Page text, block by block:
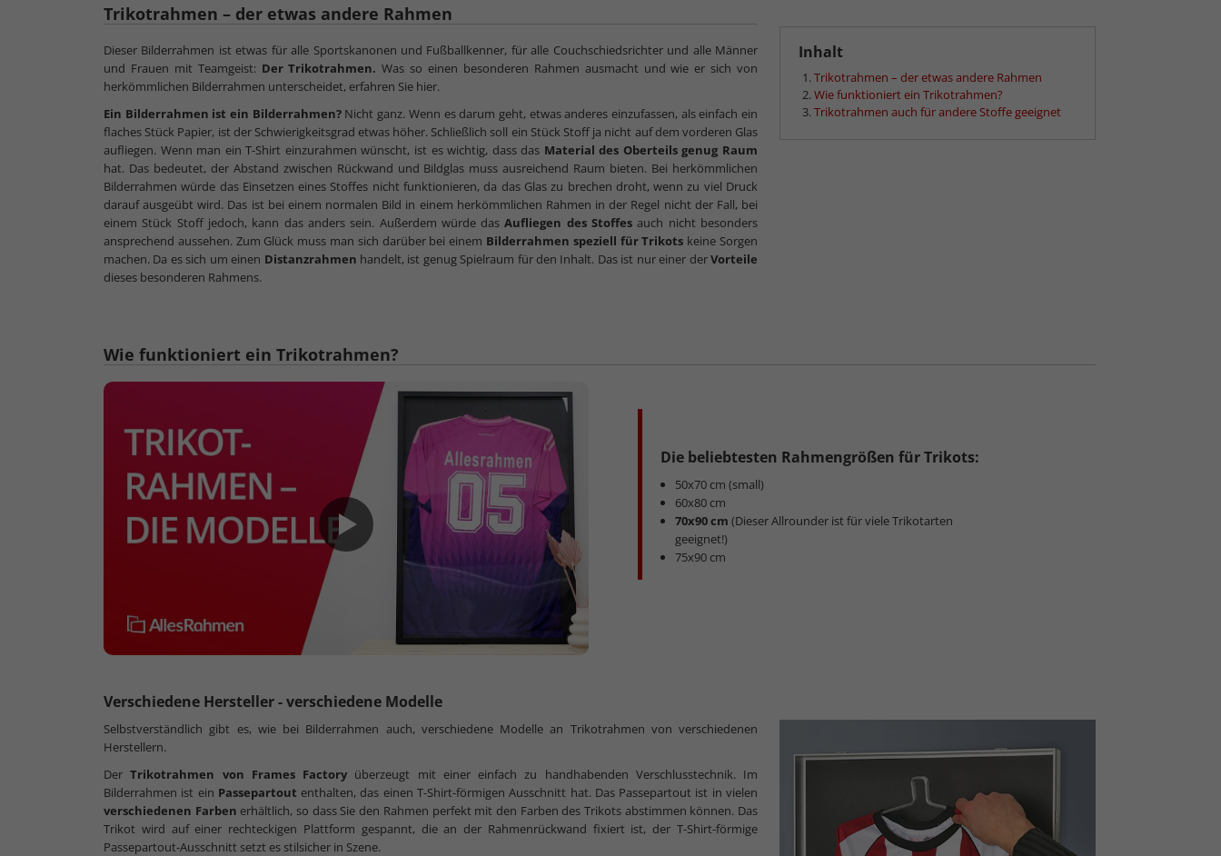
Trikotrahmen – der etwas andere Rahmen
Dieser Bilderrahmen ist etwas für alle Sportskanonen und Fußballkenner, für alle Couchschiedsrichter und alle Männer
und Frauen mit Teamgeist: Der Trikotrahmen. Was so einen besonderen Rahmen ausmacht und wie er sich von
herkömmlichen Bilderrahmen unterscheidet, erfahren Sie hier.
Ein Bilderrahmen ist ein Bilderrahmen?Nicht ganz. Wenn es darum geht, etwas anderes einzufassen, als einfach ein
flaches Stück Papier, ist der Schwierigkeitsgrad etwas höher. Schließlich soll ein Stück Stoff ja nicht auf dem vorderen Glas
aufliegen. Wenn man ein T-Shirt einzurahmen wünscht, ist es wichtig, dass das Material des Oberteils genug Raum
hat. Das bedeutet, der Abstand zwischen Rückwand und Bildglas muss ausreichend Raum bieten. Bei herkömmlichen
Bilderrahmen würde das Einsetzen eines Stoffes nicht funktionieren, da das Glas zu brechen droht, wenn zu viel Druck
darauf ausgeübt wird. Das ist bei einem normalen Bild in einem herkömmlichen Rahmen in der Regel nicht der Fall, bei
einem Stück Stoff jedoch, kann das anders sein. Außerdem würde dasAufliegen des Stoffes auch nicht besonders
ansprechend aussehen. Zum Glück muss man sich darüber bei einem Bilderrahmen speziell für Trikots keine Sorgen
machen. Da es sich um einen Distanzrahmen handelt, ist genug Spielraum für den Inhalt. Das ist nur einer derVorteile
dieses besonderen Rahmens.
Inhalt
Trikotrahmen – der etwas andere Rahmen
Wie funktioniert ein Trikotrahmen?
Trikotrahmen auch für andere Stoffe geeignet
Wie funktioniert ein Trikotrahmen?
Die beliebtesten Rahmengrößen für Trikots:
50x70 cm (small)
60x80 cm
70x90 cm (Dieser Allrounder ist für viele Trikotarten
geeignet!)
75x90 cm
Verschiedene Hersteller - verschiedene Modelle
Selbstverständlich gibt es, wie bei Bilderrahmen auch, verschiedene Modelle an Trikotrahmen von verschiedenen
Herstellern.
DerTrikotrahmen von Frames Factory überzeugt mit einer einfach zu handhabenden Verschlusstechnik. Im
Bilderrahmen ist ein Passepartout enthalten, das einen T-Shirt-förmigen Ausschnitt hat. Das Passepartout ist in vielen
verschiedenen Farben erhältlich, so dass Sie den Rahmen perfekt mit den Farben des Trikots abstimmen können. Das
Trikot wird auf einer rechteckigen Plattform gespannt, die an der Rahmenrückwand fixiert ist, der T-Shirt-förmige
Passepartout-Ausschnitt setzt es stilsicher in Szene.